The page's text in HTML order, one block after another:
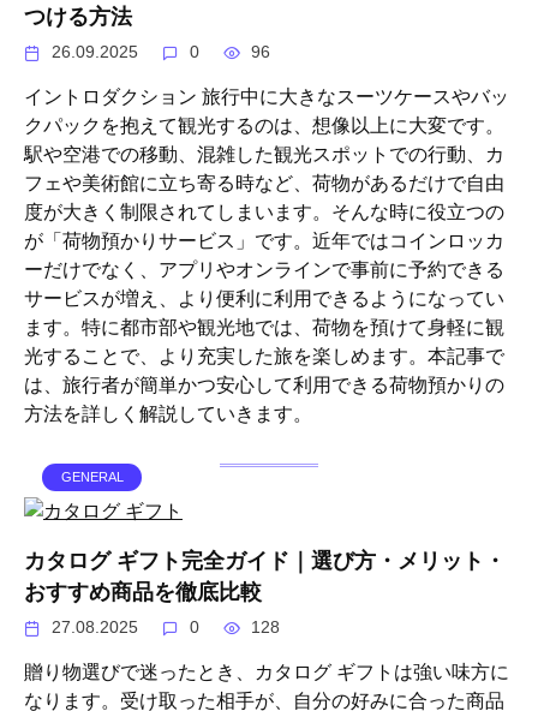
つける方法
26.09.2025 0 96
イントロダクション 旅行中に大きなスーツケースやバッ
クパックを抱えて観光するのは、想像以上に大変です。
駅や空港での移動、混雑した観光スポットでの行動、カ
フェや美術館に立ち寄る時など、荷物があるだけで自由
度が大きく制限されてしまいます。そんな時に役立つの
が「荷物預かりサービス」です。近年ではコインロッカ
ーだけでなく、アプリやオンラインで事前に予約できる
サービスが増え、より便利に利用できるようになってい
ます。特に都市部や観光地では、荷物を預けて身軽に観
光することで、より充実した旅を楽しめます。本記事で
は、旅行者が簡単かつ安心して利用できる荷物預かりの
方法を詳しく解説していきます。
GENERAL
カタログ ギフト完全ガイド｜選び方・メリット・
おすすめ商品を徹底比較
27.08.2025 0 128
贈り物選びで迷ったとき、カタログ ギフトは強い味方に
なります。受け取った相手が、自分の好みに合った商品